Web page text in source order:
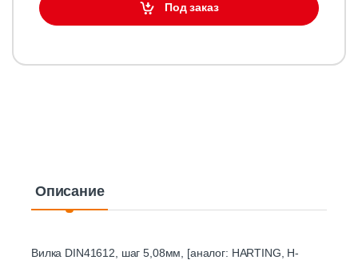
Под заказ
Описание
Вилка DIN41612, шаг 5,08мм, [аналог: HARTING, H-